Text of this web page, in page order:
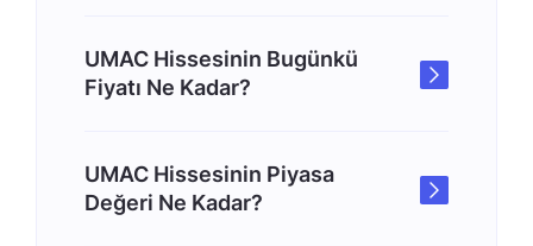
UMAC Hissesinin Bugünkü
Fiyatı Ne Kadar?
UMAC Hissesinin Piyasa
Değeri Ne Kadar?